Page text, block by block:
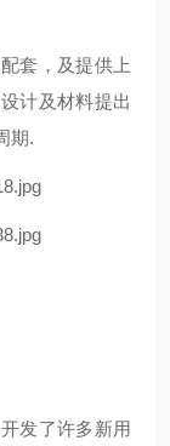
套，及提供上
计及材料提出
期.
发了许多新用